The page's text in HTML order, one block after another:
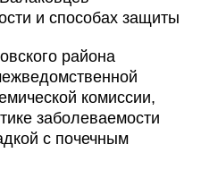
района
комиссии,
заболеваемости
с почечным